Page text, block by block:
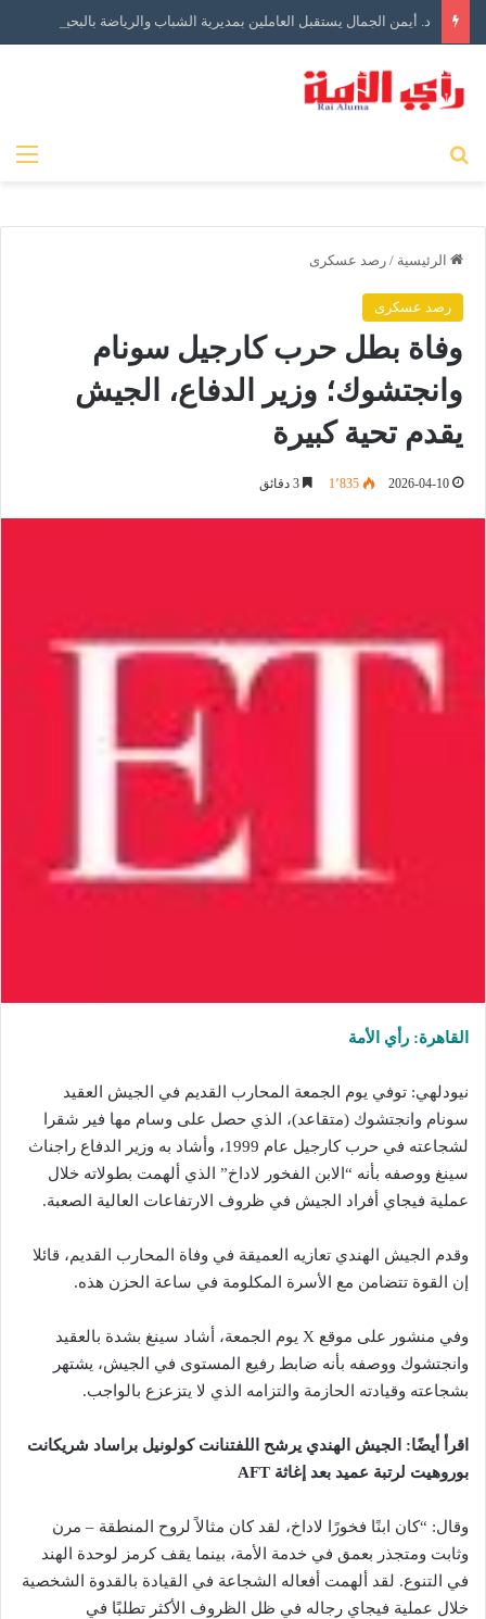
الرئيسية / رصد عسكرى
رصد عسكرى
وفاة بطل حرب كارجيل سونام
وانجتشوك؛ وزير الدفاع، الجيش
يقدم تحية كبيرة
2026-04-10 1٬835
القاهرة: رأي الأمة
نيودلهي: توفي يوم الجمعة المحارب القديم في الجيش العقيد
سونام وانجتشوك (متقاعد)، الذي حصل على وسام مها فير شقرا
لشجاعته في حرب كارجيل عام 1999، وأشاد به وزير الدفاع راجناث
سينغ ووصفه بأنه “الابن الفخور لاداخ” الذي ألهمت بطولاته خلال
عملية فيجاي أفراد الجيش في ظروف الارتفاعات العالية الصعبة.
وقدم الجيش الهندي تعازيه العميقة في وفاة المحارب القديم، قائلا
إن القوة تتضامن مع الأسرة المكلومة في ساعة الحزن هذه.
وفي منشور على موقع X يوم الجمعة، أشاد سينغ بشدة بالعقيد
وانجتشوك ووصفه بأنه ضابط رفيع المستوى في الجيش، يشتهر
بشجاعته وقيادته الحازمة والتزامه الذي لا يتزعزع بالواجب.
اقرأ أيضًا: الجيش الهندي يرشح اللفتنانت كولونيل براساد شريكانت
بوروهيت لرتبة عميد بعد إغاثة AFT
وقال: “كان ابنًا فخورًا لاداخ، لقد كان مثالاً لروح المنطقة – مرن
وثابت ومتجذر بعمق في خدمة الأمة، بينما يقف كرمز لوحدة الهند
في التنوع. لقد ألهمت أفعاله الشجاعة في القيادة بالقدوة الشخصية
خلال عملية فيجاي رجاله في ظل الظروف الأكثر تطلبًا في